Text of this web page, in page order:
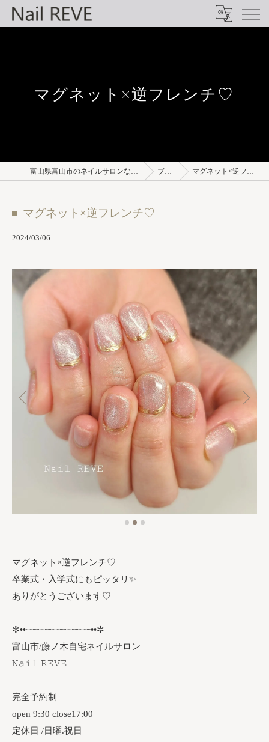
マグネット×逆フレンチ♡
富山県富山市のネイルサロンならNail REVE ブログ マグネット×逆フレンチ♡
マグネット×逆フレンチ♡
2024/03/06
マグネット×逆フレンチ♡
卒業式・入学式にもピッタリ✨
ありがとうございます♡
✼••┈┈┈┈┈┈┈┈┈┈┈┈••✼
富山市/藤ノ木自宅ネイルサロン
𝙽𝚊𝚒𝚕 𝚁𝙴𝚅𝙴
完全予約制
open 9:30 close17:00
定休日 /日曜.祝日